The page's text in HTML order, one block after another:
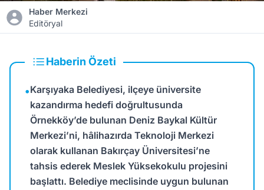
Haber Merkezi
Editöryal
Haberin Özeti
•Karşıyaka Belediyesi, ilçeye üniversite
kazandırma hedefi doğrultusunda
Örnekköy’de bulunan Deniz Baykal Kültür
Merkezi’ni, hâlihazırda Teknoloji Merkezi
olarak kullanan Bakırçay Üniversitesi’ne
tahsis ederek Meslek Yüksekokulu projesini
başlattı. Belediye meclisinde uygun bulunan